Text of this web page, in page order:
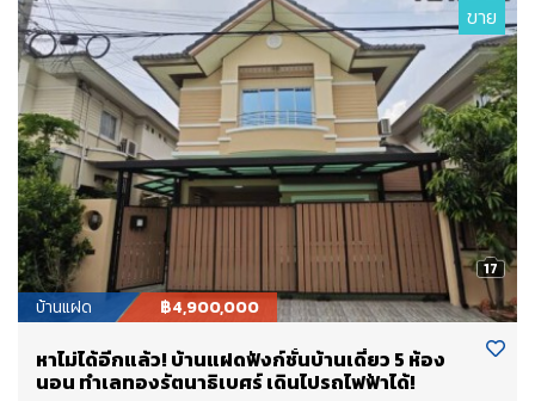
17
ขาย
บ้านแฝด ฿4,900,000
หาไม่ได้อีกแล้ว! บ้านแฝดฟังก์ชั่นบ้านเดี่ยว 5 ห้อง
นอน ทำเลทองรัตนาธิเบศร์ เดินไปรถไฟฟ้าได้!